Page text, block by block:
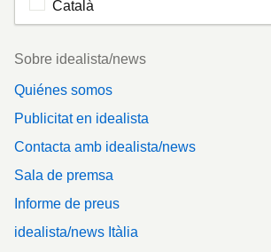
Català
Footer
Sobre idealista/news
Quiénes somos
Publicitat en idealista
Contacta amb idealista/news
Sala de premsa
Informe de preus
idealista/news Itàlia